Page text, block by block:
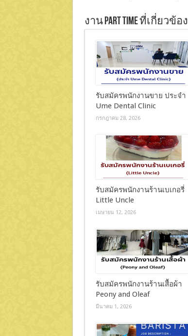
งาน Part Time ที่เกี่ยวข้อง
รับสมัครพนักงานขาย ประจำ
Ume Dental Clinic
กรกฎาคม 28, 2026
รับสมัครพนักงานร้านเบเกอรี่
Little Uncle
เมษายน 12, 2026
รับสมัครพนักงานร้านเสื้อผ้า
Peony and Oleaf
มีนาคม 1, 2026